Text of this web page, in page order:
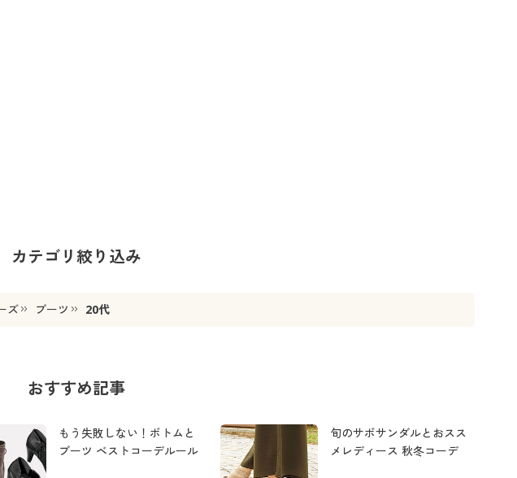
カテゴリ絞り込み
ズ ブーツ 20代
おすすめ記事
もう失敗しない！ボトムと
ブーツ ベストコーデルール
旬のサボサンダルとおスス
メレディース 秋冬コーデ